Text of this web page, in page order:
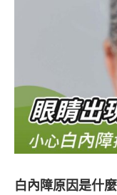
白內障原因是什